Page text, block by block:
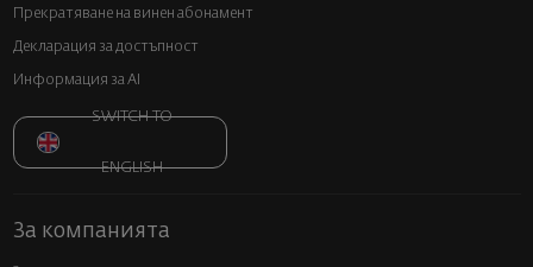
Прекратяване на винен абонамент
Декларация за достъпност
Информация за AI
SWITCH TO
ENGLISH
За компанията